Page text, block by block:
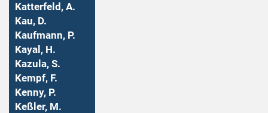
Katterfeld, A.
Kau, D.
Kaufmann, P.
Kayal, H.
Kazula, S.
Kempf, F.
Kenny, P.
Keßler, M.